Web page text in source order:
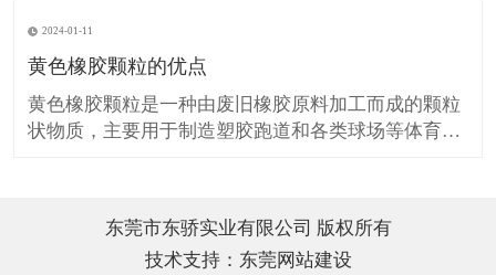
路面的耐久性和安全性。 沥青改性橡胶粉的制造方法
有多种，其中一种常用的方法是先将废旧轮胎加工成
粉末，然后作为
2024-01-11
黄色橡胶颗粒的优点
黄色橡胶颗粒是一种由废旧橡胶原料加工而成的颗粒
状物质，主要用于制造塑胶跑道和各类球场等体育场
性能，可以在户外长时间使用而不易变色或老化。在
制造过程中，黄色橡
东莞市东骄实业有限公司 版权所有
技术支持： 东莞网站建设